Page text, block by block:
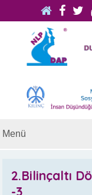
2.Bilinçaltı
-3